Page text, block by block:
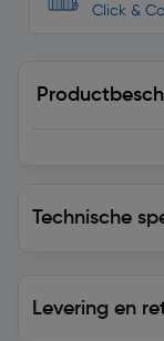
Click &
Technische
Levering en